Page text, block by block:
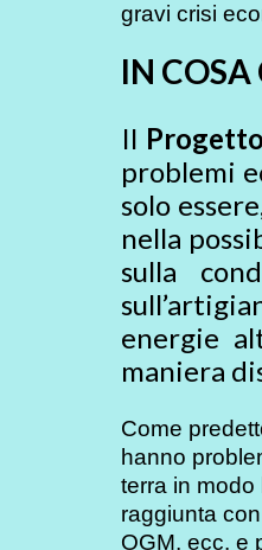
gravi crisi
IN COSA
Il
problemi
solo
nella
sulla
energie
maniera
Come
hanno
terra in modo
raggiunta
OGM, ecc. e